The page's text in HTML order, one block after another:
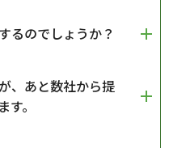
るのでしょうか？
、あと数社から提
。